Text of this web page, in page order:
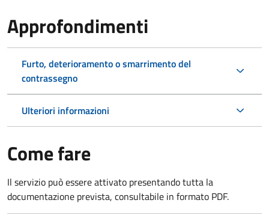
Approfondimenti
Furto, deterioramento o smarrimento del
contrassegno
Ulteriori informazioni
Come fare
Il servizio può essere attivato presentando tutta la
documentazione prevista, consultabile in formato PDF.